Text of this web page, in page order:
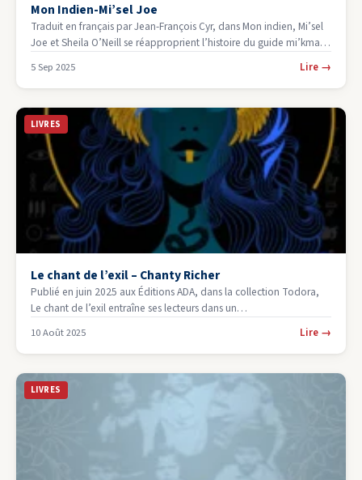
Mon Indien-Mi’sel Joe
Traduit en français par Jean-François Cyr, dans Mon indien, Mi’sel
Joe et Sheila O’Neill se réapproprient l’histoire du guide mi’kmaw
5 Sep 2025 Lire →
LIVRES
Le chant de l’exil – Chanty Richer
Publié en juin 2025 aux Éditions ADA, dans la collection Todora,
Le chant de l’exil entraîne ses lecteurs dans un…
10 Août 2025 Lire →
LIVRES